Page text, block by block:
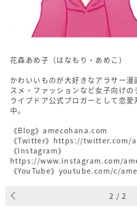
花森あめ子（はなもり・あめこ）
かわいいものが大好きなアラサー漫
スメ・ファッションなど女子向けの
ライブドア公式ブロガーとして恋
中。
《Blog》amecohana.com
《Twitter》https://twitter.com/
《Instagram》
https://www.instagram.com/
《YouTube》youtube.com/c/
2 / 2